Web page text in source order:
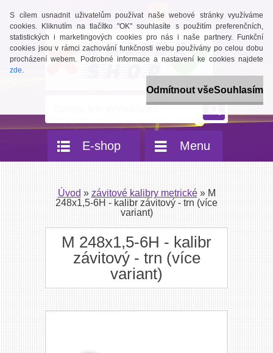
S cílem usnadnit uživatelům používat naše webové stránky využíváme
cookies. Kliknutím na tlačítko "OK" souhlasíte s použitím preferenčních,
statistických i marketingových cookies pro nás i naše partnery. Funkční
cookies jsou v rámci zachování funkčnosti webu používány po celou dobu
procházení webem. Podrobné informace a nastavení ke cookies najdete
zde.
Odmítnout všeSouhlasím
0 ks / 0,00 Kč
E-shop Menu
Úvod » závitové kalibry metrické » M
248x1,5-6H - kalibr závitový - trn (více
variant)
M 248x1,5-6H - kalibr
závitový - trn (více
variant)